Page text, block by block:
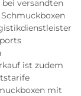
versandten
ist zudem
mit